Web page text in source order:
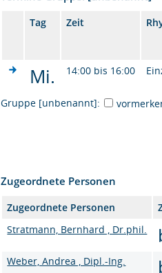
Tag Zeit
Mi. 14:00 bis 16:00
Gruppe [unbenannt]:
Zugeordnete Personen
Zugeordnete Personen
Stratmann, Bernhard , Dr.phil.
Weber, Andrea , Dipl.-Ing.